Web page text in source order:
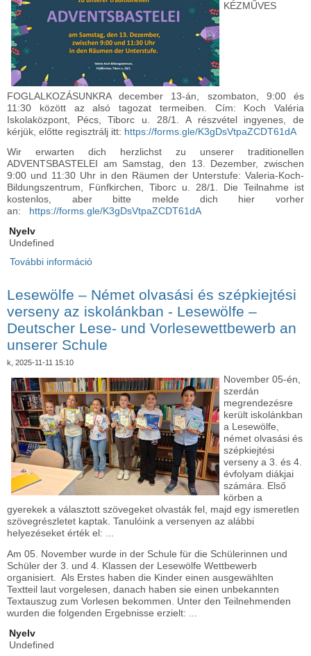
KÉZMŰVES
FOGLALKOZÁSUNKRA december 13-án, szombaton, 9:00 és
11:30 között az alsó tagozat termeiben. Cím: Koch Valéria
Iskolaközpont, Pécs, Tiborc u. 28/1. A részvétel ingyenes, de
kérjük, előtte regisztrálj itt: https://forms.gle/K3gDsVtpaZCDT61dA
Wir erwarten dich herzlichst zu unserer traditionellen
ADVENTSBASTELEI am Samstag, den 13. Dezember, zwischen
9:00 und 11:30 Uhr in den Räumen der Unterstufe: Valeria-Koch-
Bildungszentrum, Fünfkirchen, Tiborc u. 28/1. Die Teilnahme ist
kostenlos, aber bitte melde dich hier vorher
an:
https://forms.gle/K3gDsVtpaZCDT61dA
Nyelv
Undefined
További információ
Lesewölfe – Német olvasási és szépkiejtési
verseny az iskolánkban - Lesewölfe –
Deutscher Lese- und Vorlesewettbewerb an
unserer Schule
k, 2025-11-11 15:10
November 05-én,
szerdán
megrendezésre
került iskolánkban
a Lesewölfe,
német olvasási és
szépkiejtési
verseny a 3. és 4.
évfolyam diákjai
számára. Első
körben a
gyerekek a választott szövegeket olvasták fel, majd egy ismeretlen
szövegrészletet kaptak. Tanulóink a versenyen az alábbi
helyezéseket érték el: ...
Am 05. November wurde in der Schule für die Schülerinnen und
Schüler der 3. und 4. Klassen der Lesewölfe Wettbewerb
organisiert. Als Erstes haben die Kinder einen ausgewählten
Textteil laut vorgelesen, danach haben sie einen unbekannten
Textauszug zum Vorlesen bekommen. Unter den Teilnehmenden
wurden die folgenden Ergebnisse erzielt: ...
Nyelv
Undefined